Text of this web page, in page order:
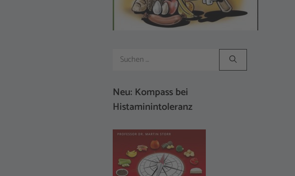
Suchen
nach:
Neu: Kompass bei
Histaminintoleranz